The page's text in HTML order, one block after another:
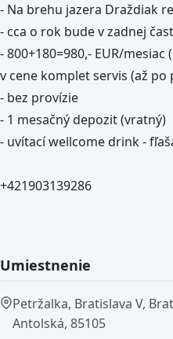
- Na brehu jazera Draždiak
- cca o rok bude v zadnej
- 800+180=980,- EUR/
v cene komplet servis (až
- bez provízie
- 1 mesačný depozit (vratný)
- uvítací wellcome drink -
+421903139286
Umiestnenie
Petržalka, Bratislava V,
Antolská, 85105